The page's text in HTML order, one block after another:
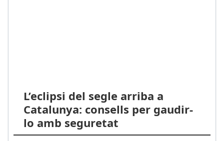
L’eclipsi del segle arriba a
Catalunya: consells per gaudir-
lo amb seguretat